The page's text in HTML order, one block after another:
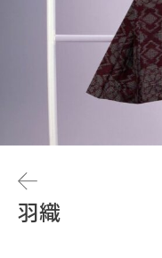
羽織